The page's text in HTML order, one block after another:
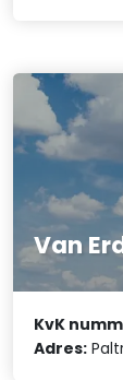
Van
KvK
Adres: